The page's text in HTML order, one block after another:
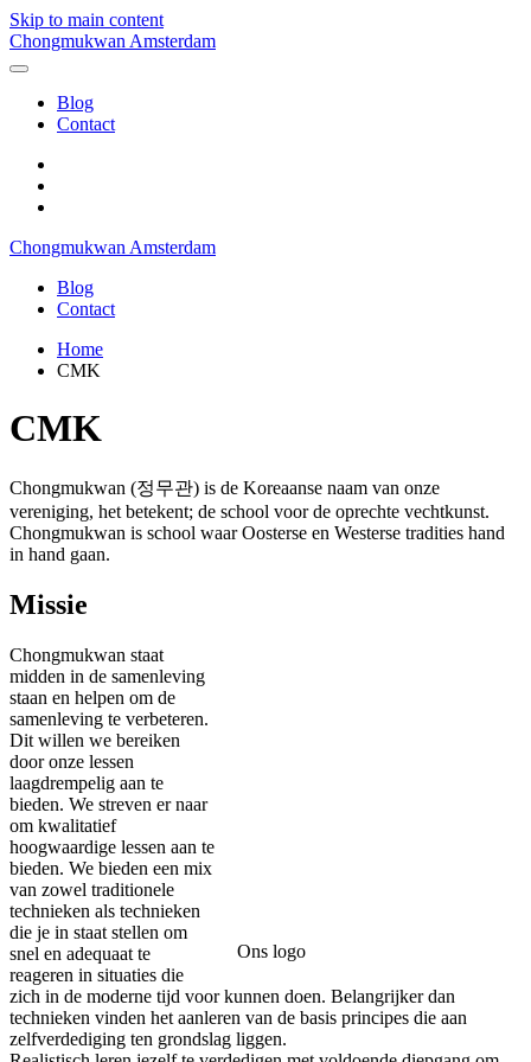
Skip to main content
Chongmukwan Amsterdam
Blog
Contact
Chongmukwan Amsterdam
Blog
Contact
Home
CMK
CMK
Chongmukwan (정무관) is de Koreaanse naam van onze
vereniging, het betekent; de school voor de oprechte vechtkunst.
Chongmukwan is school waar Oosterse en Westerse tradities hand
in hand gaan.
Missie
Ons logo
Chongmukwan staat
midden in de samenleving
staan en helpen om de
samenleving te verbeteren.
Dit willen we bereiken
door onze lessen
laagdrempelig aan te
bieden. We streven er naar
om kwalitatief
hoogwaardige lessen aan te
bieden. We bieden een mix
van zowel traditionele
technieken als technieken
die je in staat stellen om
snel en adequaat te
reageren in situaties die
zich in de moderne tijd voor kunnen doen. Belangrijker dan
technieken vinden het aanleren van de basis principes die aan
zelfverdediging ten grondslag liggen.